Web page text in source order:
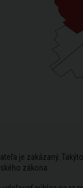
je zakázaný.
zákona.